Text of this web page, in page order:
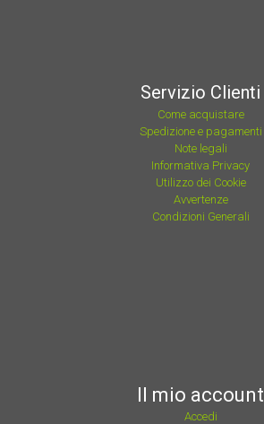
Servizio Clienti
Come acquistare
Spedizione e pagamenti
Note legali
Informativa Privacy
Utilizzo dei Cookie
Avvertenze
Condizioni Generali
Il mio account
Accedi